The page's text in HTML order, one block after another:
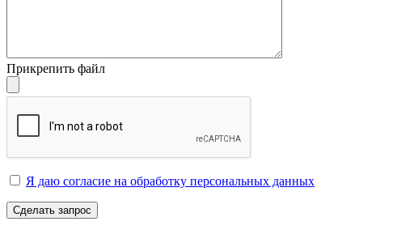
Прикрепить файл
Я даю согласие на обработку персональных данных
Сделать запрос